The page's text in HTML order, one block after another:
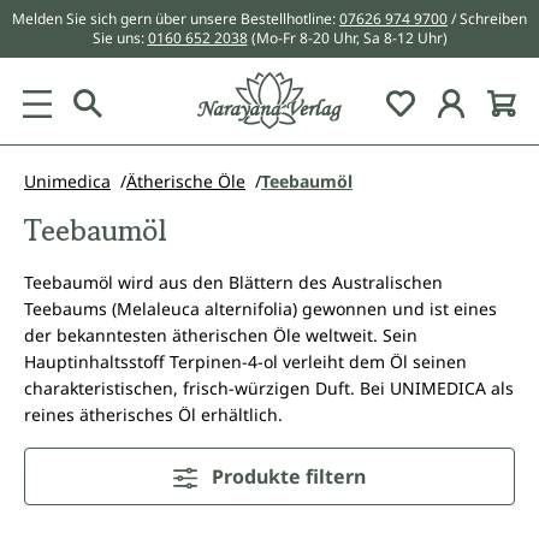
springen
Melden Sie sich gern über unsere Bestellhotline:07626 974 9700/ Schreiben
Sie uns:0160 652 2038 (Mo-Fr 8-20 Uhr, Sa 8-12 Uhr)
Du hast 0
Unimedica Ätherische Öle Teebaumöl
Teebaumöl
Teebaumöl wird aus den Blättern des Australischen
Teebaums (Melaleuca alternifolia) gewonnen und ist eines
der bekanntesten ätherischen Öle weltweit. Sein
Hauptinhaltsstoff Terpinen-4-ol verleiht dem Öl seinen
charakteristischen, frisch-würzigen Duft. Bei UNIMEDICA als
reines ätherisches Öl erhältlich.
Produkte filtern